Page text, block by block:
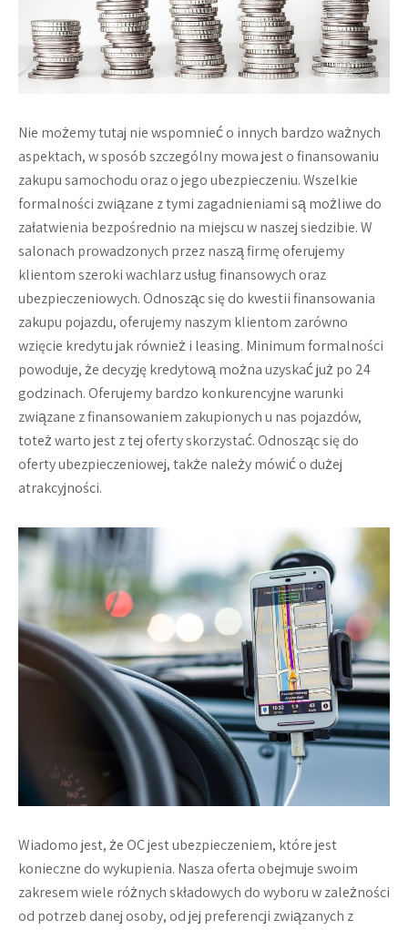
Nie możemy tutaj nie wspomnieć o innych bardzo ważnych
aspektach, w sposób szczególny mowa jest o finansowaniu
zakupu samochodu oraz o jego ubezpieczeniu. Wszelkie
formalności związane z tymi zagadnieniami są możliwe do
załatwienia bezpośrednio na miejscu w naszej siedzibie. W
salonach prowadzonych przez naszą firmę oferujemy
klientom szeroki wachlarz usług finansowych oraz
ubezpieczeniowych. Odnosząc się do kwestii finansowania
zakupu pojazdu, oferujemy naszym klientom zarówno
wzięcie kredytu jak również i leasing. Minimum formalności
powoduje, że decyzję kredytową można uzyskać już po 24
godzinach. Oferujemy bardzo konkurencyjne warunki
związane z finansowaniem zakupionych u nas pojazdów,
toteż warto jest z tej oferty skorzystać. Odnosząc się do
oferty ubezpieczeniowej, także należy mówić o dużej
atrakcyjności.
Wiadomo jest, że OC jest ubezpieczeniem, które jest
konieczne do wykupienia. Nasza oferta obejmuje swoim
zakresem wiele różnych składowych do wyboru w zależności
od potrzeb danej osoby, od jej preferencji związanych z